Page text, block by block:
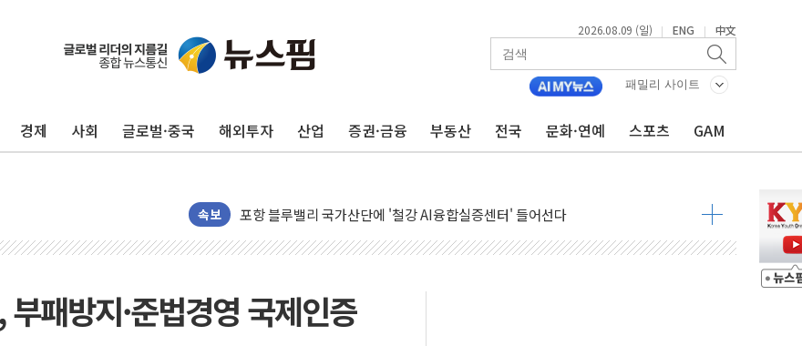
2026.08.09 (일) | ENG | 中文
패밀리 사이트
경제 사회 글로벌·중국 해외투자 산업 증권·금융 부동산 전국 문화·연예 스포츠 GAM
속보
125mm 폭우 쏟아진 울진...'두천~하당'·'올미골교' 차량 통행 선제 제한
평택 진위면 공장서 탱크 내부 작업 중 근로자 1명 숨져
상주 낙동강 선착장 하류서 50대 숨진 채 발견...경찰, 조사 중
[종합] 김민석, 정청래에 누적 1.48%p 차 선두 유지...金 46.01% vs 鄭 44.53%
인천서 말다툼 중 어머니 살해 10대 구속…범행 후 반려견도 죽여
김민석, 강원·대구·경북 경선서 정청래에 승리…金 48.54% vs 鄭 44.40%
패방지·준법경영 국제인증